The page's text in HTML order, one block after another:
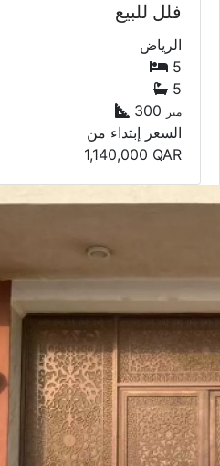
فلل للبيع
الرياض
5
5
300 متر
السعر إبتداء من
1,140,000 QAR